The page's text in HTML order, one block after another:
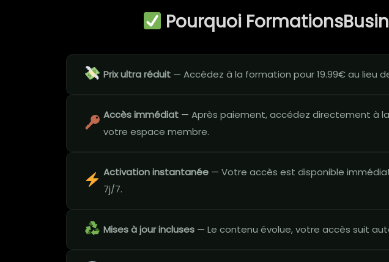
Pourquoi
Prix ultra réduit — Accédez à la formation pour 19.99€ au lieu
Accès immédiat — Après paiement, accédez directement à
votre espace membre.
Activation instantanée — Votre accès est disponible
7j/7.
Mises à jour incluses — Le contenu évolue, votre accès suit